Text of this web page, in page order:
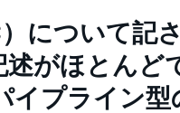
について記
述がほとんど
イプライン